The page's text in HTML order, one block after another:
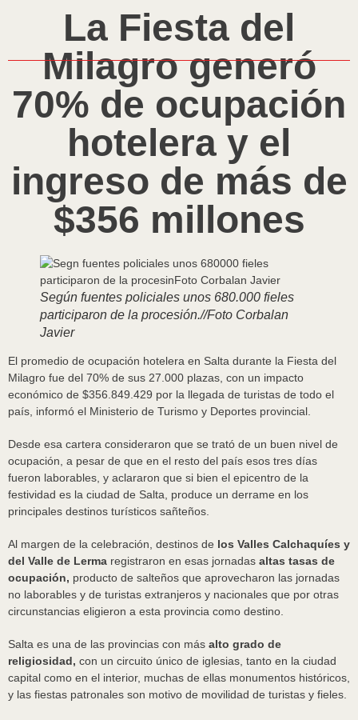
La Fiesta del
Milagro generó
70% de ocupación
hotelera y el
ingreso de más de
$356 millones
Según fuentes policiales unos 680.000 fieles
participaron de la procesión.//Foto Corbalan
Javier
El promedio de ocupación hotelera en Salta durante la Fiesta del
Milagro fue del 70% de sus 27.000 plazas, con un impacto
económico de $356.849.429 por la llegada de turistas de todo el
país, informó el Ministerio de Turismo y Deportes provincial.
Desde esa cartera consideraron que se trató de un buen nivel de
ocupación, a pesar de que en el resto del país esos tres días
fueron laborables, y aclararon que si bien el epicentro de la
festividad es la ciudad de Salta, produce un derrame en los
principales destinos turísticos sañteños.
Al margen de la celebración, destinos de los Valles Calchaquíes y
del Valle de Lerma registraron en esas jornadas altas tasas de
ocupación, producto de salteños que aprovecharon las jornadas
no laborables y de turistas extranjeros y nacionales que por otras
circunstancias eligieron a esta provincia como destino.
Salta es una de las provincias con más alto grado de
religiosidad, con un circuito único de iglesias, tanto en la ciudad
capital como en el interior, muchas de ellas monumentos históricos,
y las fiestas patronales son motivo de movilidad de turistas y fieles.